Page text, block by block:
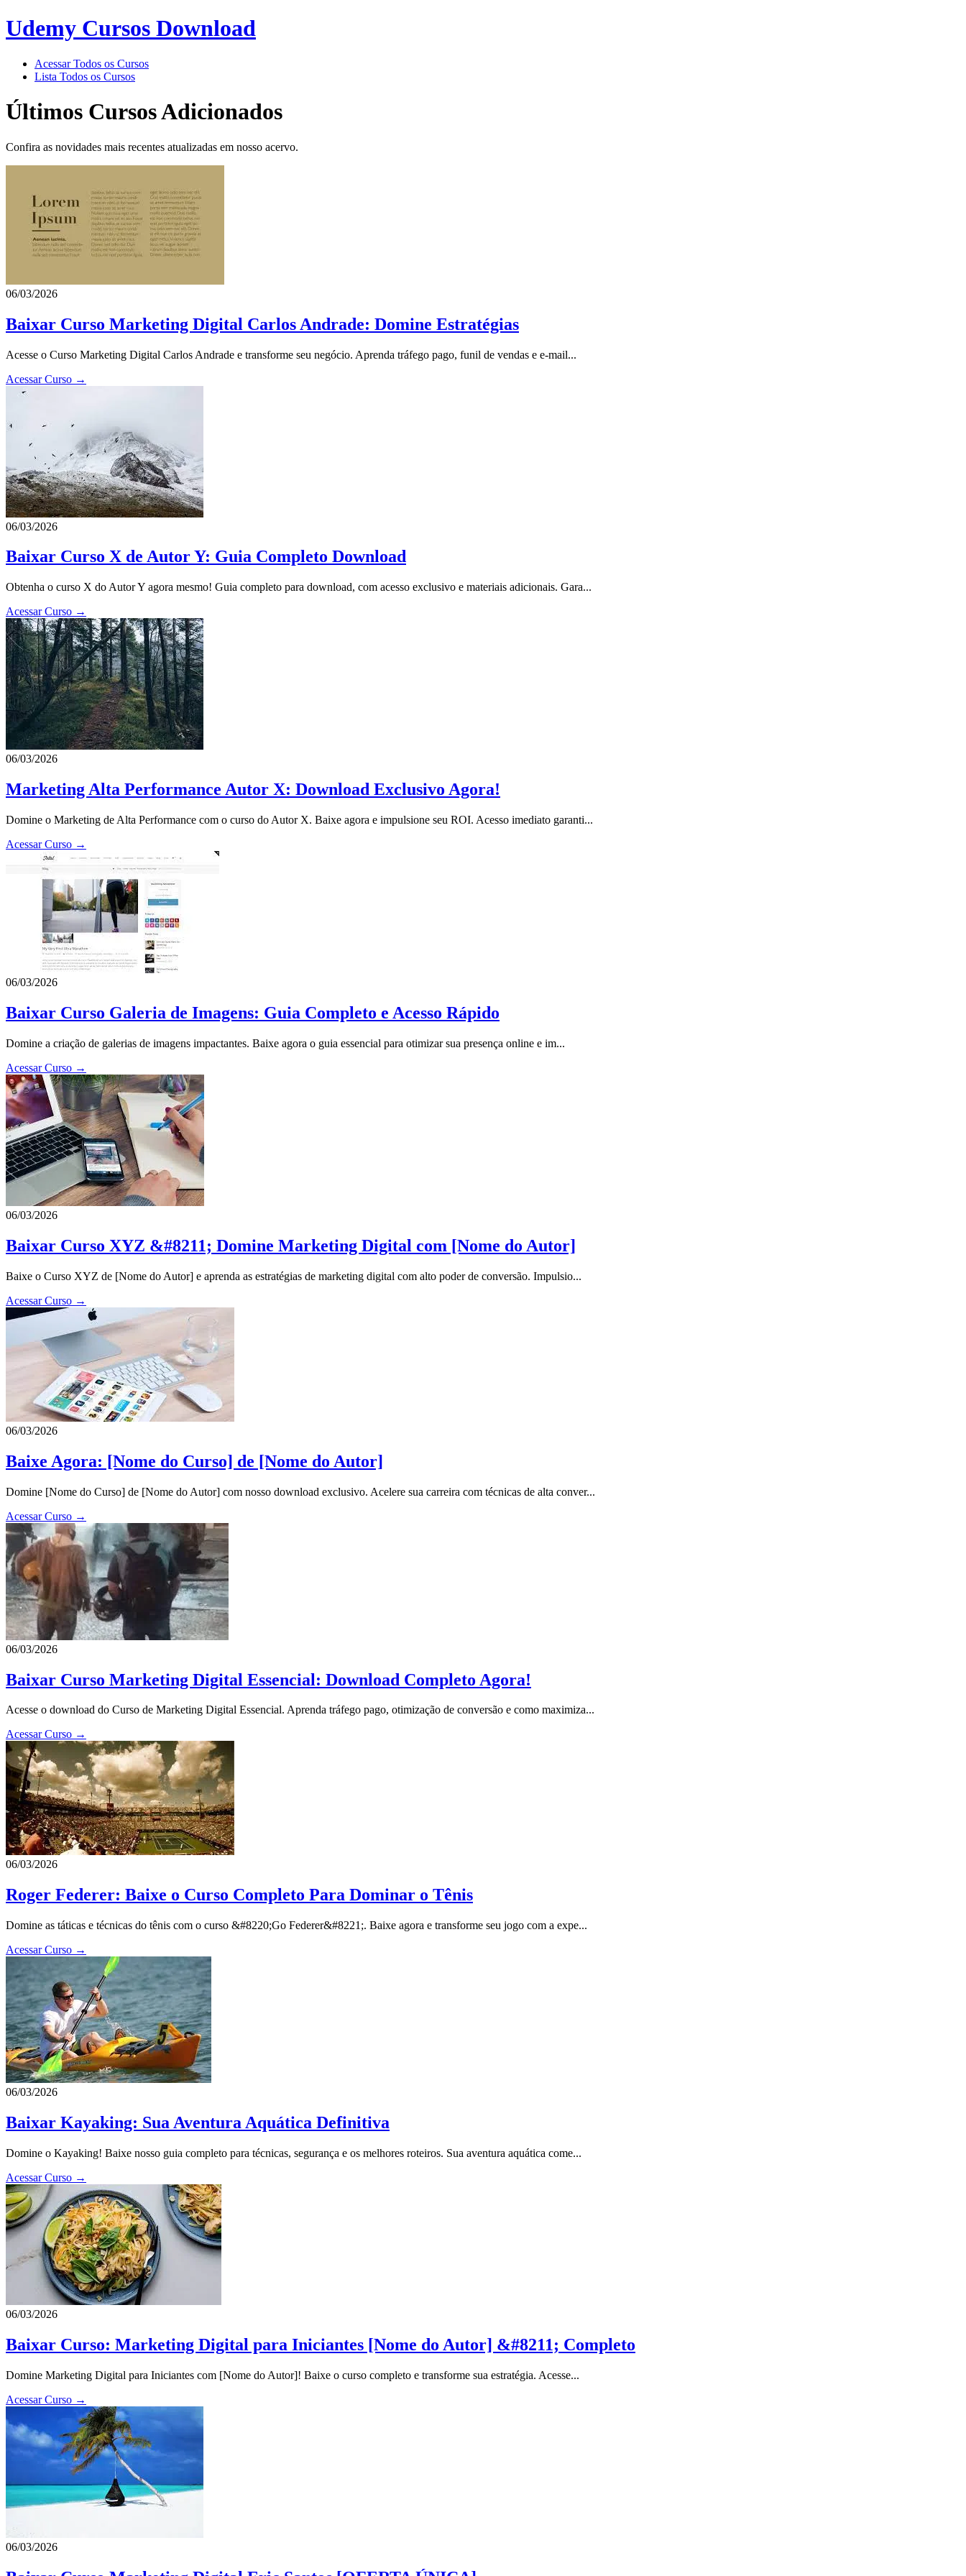
Udemy Cursos Download
Acessar Todos os Cursos
Lista Todos os Cursos
Últimos Cursos Adicionados
Confira as novidades mais recentes atualizadas em nosso acervo.
06/03/2026
Baixar Curso Marketing Digital Carlos Andrade: Domine Estratégias
Acesse o Curso Marketing Digital Carlos Andrade e transforme seu negócio. Aprenda tráfego pago, funil de vendas e e-mail...
Acessar Curso →
06/03/2026
Baixar Curso X de Autor Y: Guia Completo Download
Obtenha o curso X do Autor Y agora mesmo! Guia completo para download, com acesso exclusivo e materiais adicionais. Gara...
Acessar Curso →
06/03/2026
Marketing Alta Performance Autor X: Download Exclusivo Agora!
Domine o Marketing de Alta Performance com o curso do Autor X. Baixe agora e impulsione seu ROI. Acesso imediato garanti...
Acessar Curso →
06/03/2026
Baixar Curso Galeria de Imagens: Guia Completo e Acesso Rápido
Domine a criação de galerias de imagens impactantes. Baixe agora o guia essencial para otimizar sua presença online e im...
Acessar Curso →
06/03/2026
Baixar Curso XYZ &#8211; Domine Marketing Digital com [Nome do Autor]
Baixe o Curso XYZ de [Nome do Autor] e aprenda as estratégias de marketing digital com alto poder de conversão. Impulsio...
Acessar Curso →
06/03/2026
Baixe Agora: [Nome do Curso] de [Nome do Autor]
Domine [Nome do Curso] de [Nome do Autor] com nosso download exclusivo. Acelere sua carreira com técnicas de alta conver...
Acessar Curso →
06/03/2026
Baixar Curso Marketing Digital Essencial: Download Completo Agora!
Acesse o download do Curso de Marketing Digital Essencial. Aprenda tráfego pago, otimização de conversão e como maximiza...
Acessar Curso →
06/03/2026
Roger Federer: Baixe o Curso Completo Para Dominar o Tênis
Domine as táticas e técnicas do tênis com o curso &#8220;Go Federer&#8221;. Baixe agora e transforme seu jogo com a expe...
Acessar Curso →
06/03/2026
Baixar Kayaking: Sua Aventura Aquática Definitiva
Domine o Kayaking! Baixe nosso guia completo para técnicas, segurança e os melhores roteiros. Sua aventura aquática come...
Acessar Curso →
06/03/2026
Baixar Curso: Marketing Digital para Iniciantes [Nome do Autor] &#8211; Completo
Domine Marketing Digital para Iniciantes com [Nome do Autor]! Baixe o curso completo e transforme sua estratégia. Acesse...
Acessar Curso →
06/03/2026